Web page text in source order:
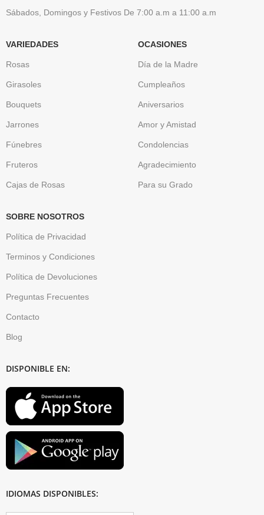
Sábados, Domingos y Festivos De 7:00 a.m a 11:00 a.m
VARIEDADES
Rosas
Girasoles
Bouquets
Jarrones
Fúnebres
Fruteros
Cajas de Rosas
OCASIONES
Día de la Madre
Cumpleaños
Aniversarios
Amor y Amistad
Condolencias
Agradecimiento
Para su Grado
SOBRE NOSOTROS
Política de Privacidad
Terminos y Condiciones
Política de Devoluciones
Preguntas Frecuentes
Contacto
Blog
DISPONIBLE EN:
IDIOMAS DISPONIBLES: